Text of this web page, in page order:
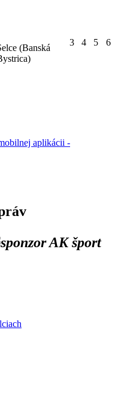
(Banská
3 4 5 6
aplikácii -